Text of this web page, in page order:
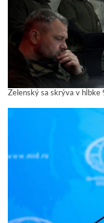
Zelenský sa skrýva v